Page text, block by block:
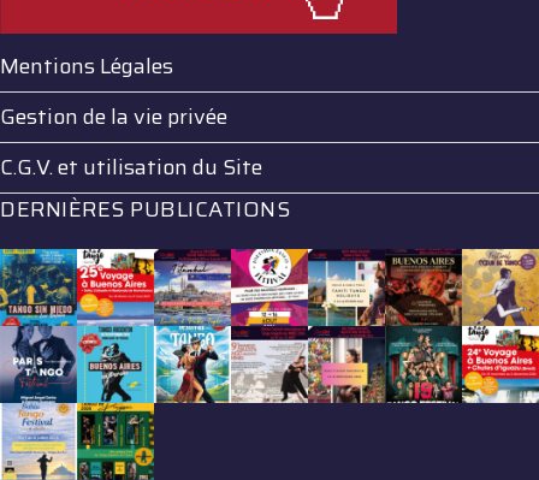
Mentions Légales
Gestion de la vie privée
C.G.V. et utilisation du Site
DERNIÈRES PUBLICATIONS